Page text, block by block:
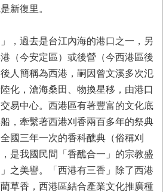
新復里。
，過去是台江內海的港口之一，另
（今安定區）或後營（今西港區後
人簡稱為西港，嗣因曾文溪多次氾
化，滄海桑田、物換星移，由港口
易中心。西港區有著豐富的文化底
，牽繫著西港刈香兩百多年的祭典
國三年一次的香科醮典（俗稱刈
是我國民間「香醮合一」的宗教盛
之美譽。「西港有三香」除了西港
草香，西港區結合產業文化推廣種